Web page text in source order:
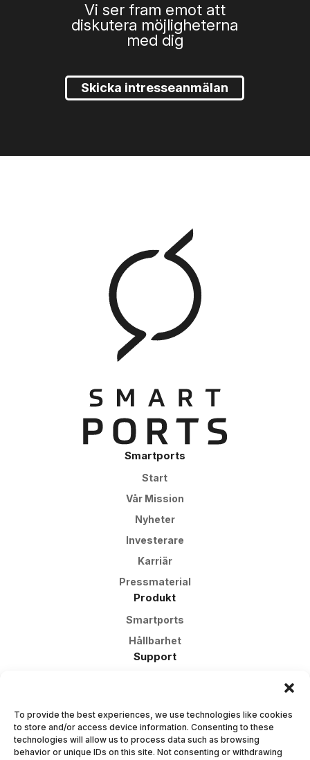
To provide the best experiences, we use technologies like cookies
to store and/or access device information. Consenting to these
technologies will allow us to process data such as browsing
behavior or unique IDs on this site. Not consenting or withdrawing
Vi ser fram emot att
diskutera möjligheterna
med dig
Skicka intresseanmälan
Smartports
Start
Vår Mission
Nyheter
Investerare
Karriär
Pressmaterial
Produkt
Smartports
Hållbarhet
Support
Garanti
Kontakta Oss